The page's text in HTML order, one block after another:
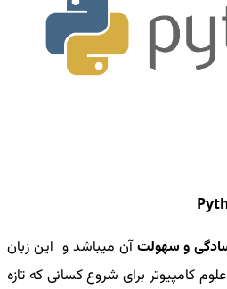
و سهولتآن میباشد و این زبان
کامپیوتر برای شروع کسانی که تازه